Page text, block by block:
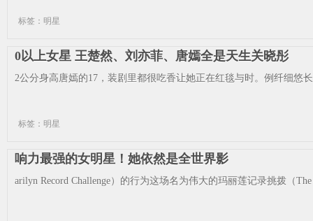
标签：明星
0以上女星 王楚然、刘亦菲、唐嫣全是天生关晓彤
2公分身高唐嫣的17，装剧里都很吃香让她正在红毯与时。例纤细悠
标签：明星
响力最强的女明星！她依然是全世界影
arilyn Record Challenge）的行为这场名为伟大的玛丽莲记录挑拨（